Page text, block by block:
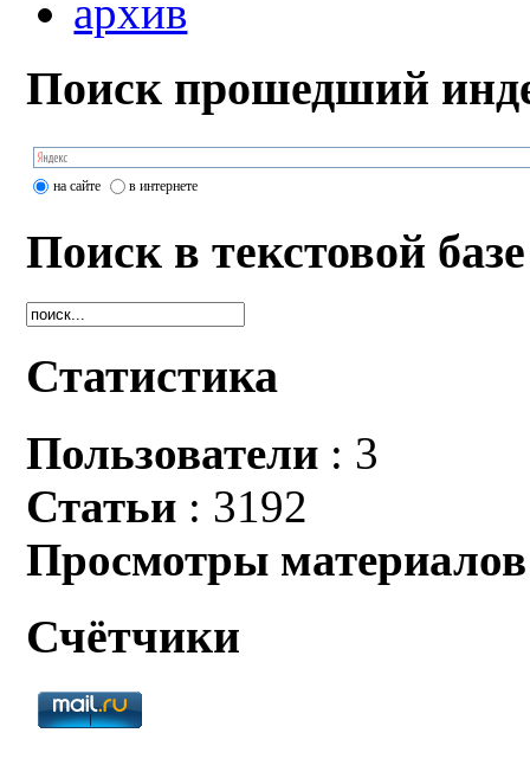
архив
Поиск прошедший
на сайте в интернете
Поиск в текстовой базе
Статистика
Пользователи : 3
Статьи : 3192
Просмотры материалов
Счётчики